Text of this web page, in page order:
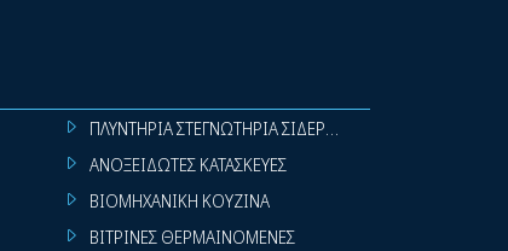
ΠΛΥΝΤΗΡΙΑ ΣΤΕΓΝΩΤΗΡΙΑ ΣΙΔΕΡΩΤΗΡΙΑ ΡΟΥΧΩΝ
ΑΝΟΞΕΙΔΩΤΕΣ ΚΑΤΑΣΚΕΥΕΣ
ΒΙΟΜΗΧΑΝΙΚΗ ΚΟΥΖΙΝΑ
ΒΙΤΡΙΝΕΣ ΘΕΡΜΑΙΝΟΜΕΝΕΣ